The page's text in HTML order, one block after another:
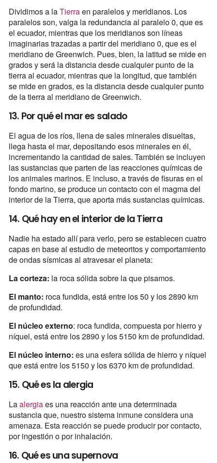
Dividimos a laTierraen paralelos y meridianos. Los
paralelos son, valga la redundancia al paralelo 0, que es
el ecuador, mientras que los meridianos son líneas
imaginarias trazadas a partir del meridiano 0, que es el
meridiano de Greenwich. Pues, bien, la latitud se mide en
grados y será la distancia desde cualquier punto de la
tierra al ecuador, mientras que la longitud, que también
se mide en grados, es la distancia desde cualquier punto
de la tierra al meridiano de Greenwich.
13. Por qué el mar es salado
El agua de los ríos, llena de sales minerales disueltas,
llega hasta el mar, depositando esos minerales en él,
incrementando la cantidad de sales. También se incluyen
las sustancias que parten de las reacciones químicas de
los animales marinos. E incluso, a través de fisuras en el
fondo marino, se produce un contacto con el magma del
interior de la Tierra, que aporta más sustancias químicas.
14. Qué hay en el interior de la Tierra
Nadie ha estado allí para verlo, pero se establecen cuatro
capas en base al estudio de meteoritos y comportamiento
de ondas sísmicas al atravesar el planeta:
La corteza: la roca sólida sobre la que pisamos.
El manto: roca fundida, está entre los 50 y los 2890 km
de profundidad.
El núcleo externo: roca fundida, compuesta por hierro y
níquel, está entre los 2890 y los 5150 km de profundidad.
El núcleo interno: es una esfera sólida de hierro y níquel
que está entre los 5150 y los 6370 km de profundidad.
15. Qué es la alergia
Laalergiaes una reacción ante una determinada
sustancia que, nuestro sistema inmune considera una
amenaza. Esta reacción se puede producir por contacto,
por ingestión o por inhalación.
16. Qué es una supernova